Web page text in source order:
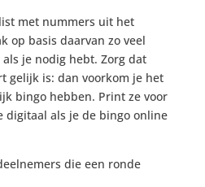
met nummers uit het
op basis daarvan zo veel
je nodig hebt. Zorg dat
gelijk is: dan voorkom je het
bingo hebben. Print ze voor
digitaal als je de bingo online
die een ronde